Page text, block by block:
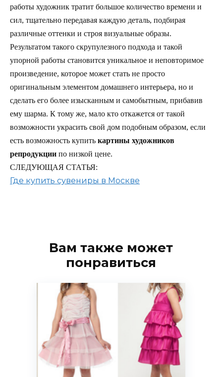
работы художник тратит большое количество времени и
сил, тщательно передавая каждую деталь, подбирая
различные оттенки и строя визуальные образы.
Результатом такого скрупулезного подхода и такой
упорной работы становится уникальное и неповторимое
произведение, которое может стать не просто
оригинальным элементом домашнего интерьера, но и
сделать его более изысканным и самобытным, прибавив
ему шарма. К тому же, мало кто откажется от такой
возможности украсить свой дом подобным образом, если
есть возможность купить картины художников
репродукции по низкой цене.
СЛЕДУЮЩАЯ СТАТЬЯ:
Где купить сувениры в Москве
Вам также может
понравиться